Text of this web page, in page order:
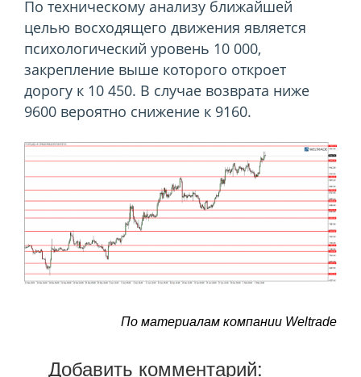
По техническому анализу ближайшей
целью восходящего движения является
психологический уровень 10 000,
закрепление выше которого откроет
дорогу к 10 450. В случае возврата ниже
9600 вероятно снижение к 9160.
По материалам компании Weltrade
Добавить комментарий: